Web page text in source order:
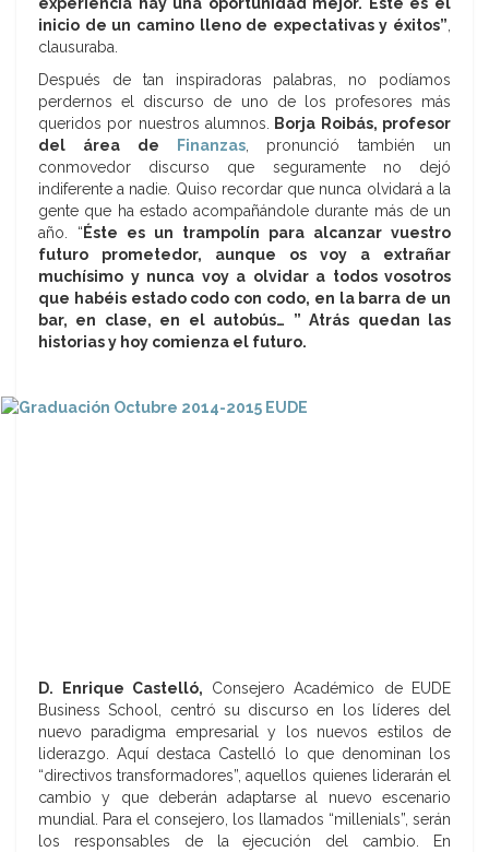
experiencia hay una oportunidad mejor. Éste es el
inicio de un camino lleno de expectativas y éxitos”,
clausuraba.
Después de tan inspiradoras palabras, no podíamos
perdernos el discurso de uno de los profesores más
queridos por nuestros alumnos. Borja Roibás, profesor
del área de
Finanzas, pronunció también un
conmovedor discurso que seguramente no dejó
indiferente a nadie. Quiso recordar que nunca olvidará a la
gente que ha estado acompañándole durante más de un
año. “ Éste es un trampolín para alcanzar vuestro
futuro prometedor, aunque os voy a extrañar
muchísimo y nunca voy a olvidar a todos vosotros
que habéis estado codo con codo, en la barra de un
bar, en clase, en el autobús… ” Atrás quedan las
historias y hoy comienza el futuro.
D. Enrique Castelló, Consejero Académico de EUDE
Business School, centró su discurso en los líderes del
nuevo paradigma empresarial y los nuevos estilos de
liderazgo. Aquí destaca Castelló lo que denominan los
“directivos transformadores”, aquellos quienes liderarán el
cambio y que deberán adaptarse al nuevo escenario
mundial. Para el consejero, los llamados “millenials”, serán
los responsables de la ejecución del cambio. En